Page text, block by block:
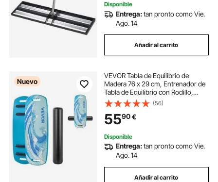
Disponible
Entrega:tan pronto como Vie.
Ago. 14
Añadir al carrito
Nuevo
VEVOR Tabla de Equilibrio de
Madera 76 x 29 cm, Entrenador de
Tabla de Equilibrio con Rodillo,
Topes Magnéticos, Soporte de
Almacenamiento, para Ejercicios de
Core, Entrenamiento de Surf, Azul
(56)
5590€
Disponible
Entrega:tan pronto como Vie.
Ago. 14
Añadir al carrito